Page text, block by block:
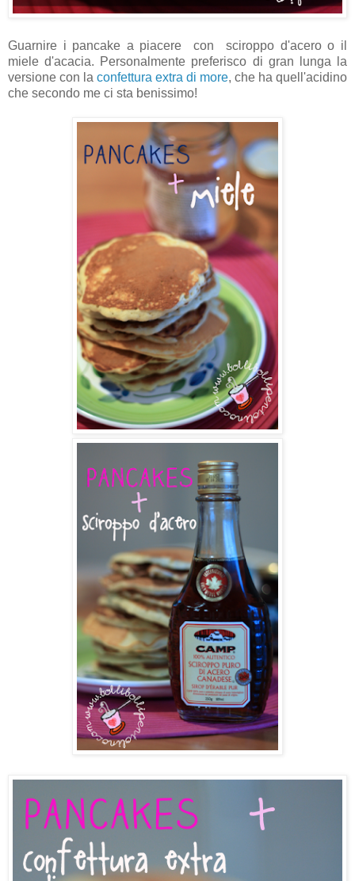
Guarnire i pancake a piacere con sciroppo d'acero o il
miele d'acacia. Personalmente preferisco di gran lunga la
versione con la confettura extra di more, che ha quell'acidino
che secondo me ci sta benissimo!